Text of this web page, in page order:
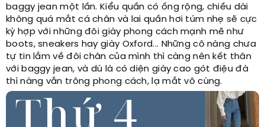
baggy jean một lần. Kiểu quần có ống rộng, chiều dài
không quá mắt cá chân và lai quần hơi túm nhẹ sẽ cực
kỳ hợp với những đôi giày phong cách mạnh mẽ như
boots, sneakers hay giày Oxford... Những cô nàng chưa
tự tin lắm về đôi chân của mình thì càng nên kết thân
với baggy jean, và dù là có diện giày cao gót điệu đà
thì nàng vẫn trông phong cách, lạ mắt vô cùng.